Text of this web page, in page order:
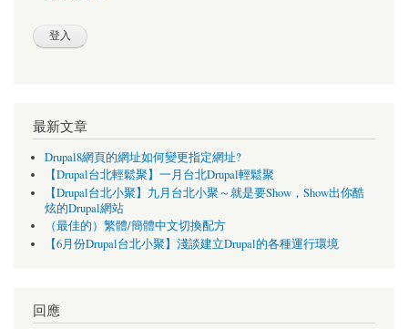
最新文章
Drupal8網頁的網址如何變更指定網址?
【Drupal台北輕鬆聚】一月台北Drupal輕鬆聚
【Drupal台北小聚】九月台北小聚～就是要Show，Show出你酷
炫的Drupal網站
（最佳的）繁體/簡體中文切換配方
【6月份Drupal台北小聚】淺談建立Drupal的各種運行環境
回應